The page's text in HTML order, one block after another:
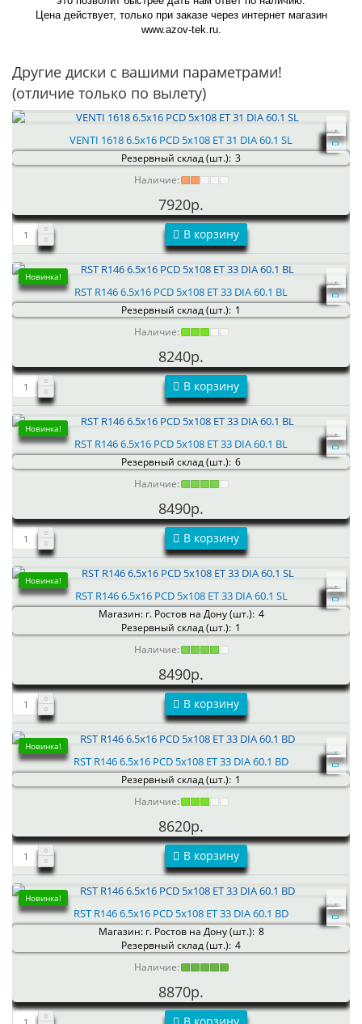
Цена действует, только при заказе через интернет магазин
www.azov-tek.ru.
Другие диски с вашими параметрами!
(отличие только по вылету)
VENTI 1618 6.5x16 PCD 5x108 ET 31 DIA 60.1 SL
Резервный склад (шт.): 3
Наличие:
7920р.
В корзину
Новинка!
RST R146 6.5x16 PCD 5x108 ET 33 DIA 60.1 BL
Резервный склад (шт.): 1
Наличие:
8240р.
В корзину
Новинка!
RST R146 6.5x16 PCD 5x108 ET 33 DIA 60.1 BL
Резервный склад (шт.): 6
Наличие:
8490р.
В корзину
Новинка!
RST R146 6.5x16 PCD 5x108 ET 33 DIA 60.1 SL
Магазин: г. Ростов на Дону (шт.): 4
Резервный склад (шт.): 1
Наличие:
8490р.
В корзину
Новинка!
RST R146 6.5x16 PCD 5x108 ET 33 DIA 60.1 BD
Резервный склад (шт.): 1
Наличие:
8620р.
В корзину
Новинка!
RST R146 6.5x16 PCD 5x108 ET 33 DIA 60.1 BD
Магазин: г. Ростов на Дону (шт.): 8
Резервный склад (шт.): 4
Наличие:
8870р.